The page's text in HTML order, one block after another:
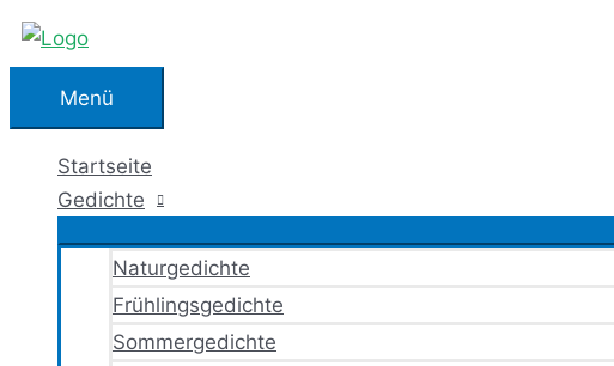
Zum
springenMenü
Menü
Startseite
Gedichte
Naturgedichte
Frühlingsgedichte
Sommergedichte